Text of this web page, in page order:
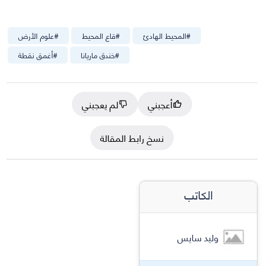
#علوم الأرض #قاع المحيط #المحيط الهادئ
#أغمق نقطة #خندق ماريانا
أعجبني
لم يعجبني
نسخ رابط المقالة
الكاتب
وليد سايس